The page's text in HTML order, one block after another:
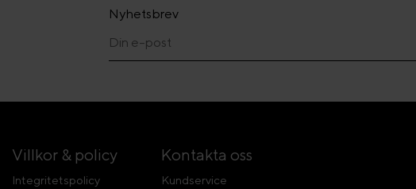
Nyhetsbrev
Villkor & policy
Integritetspolicy
Kontakta oss
Kundservice